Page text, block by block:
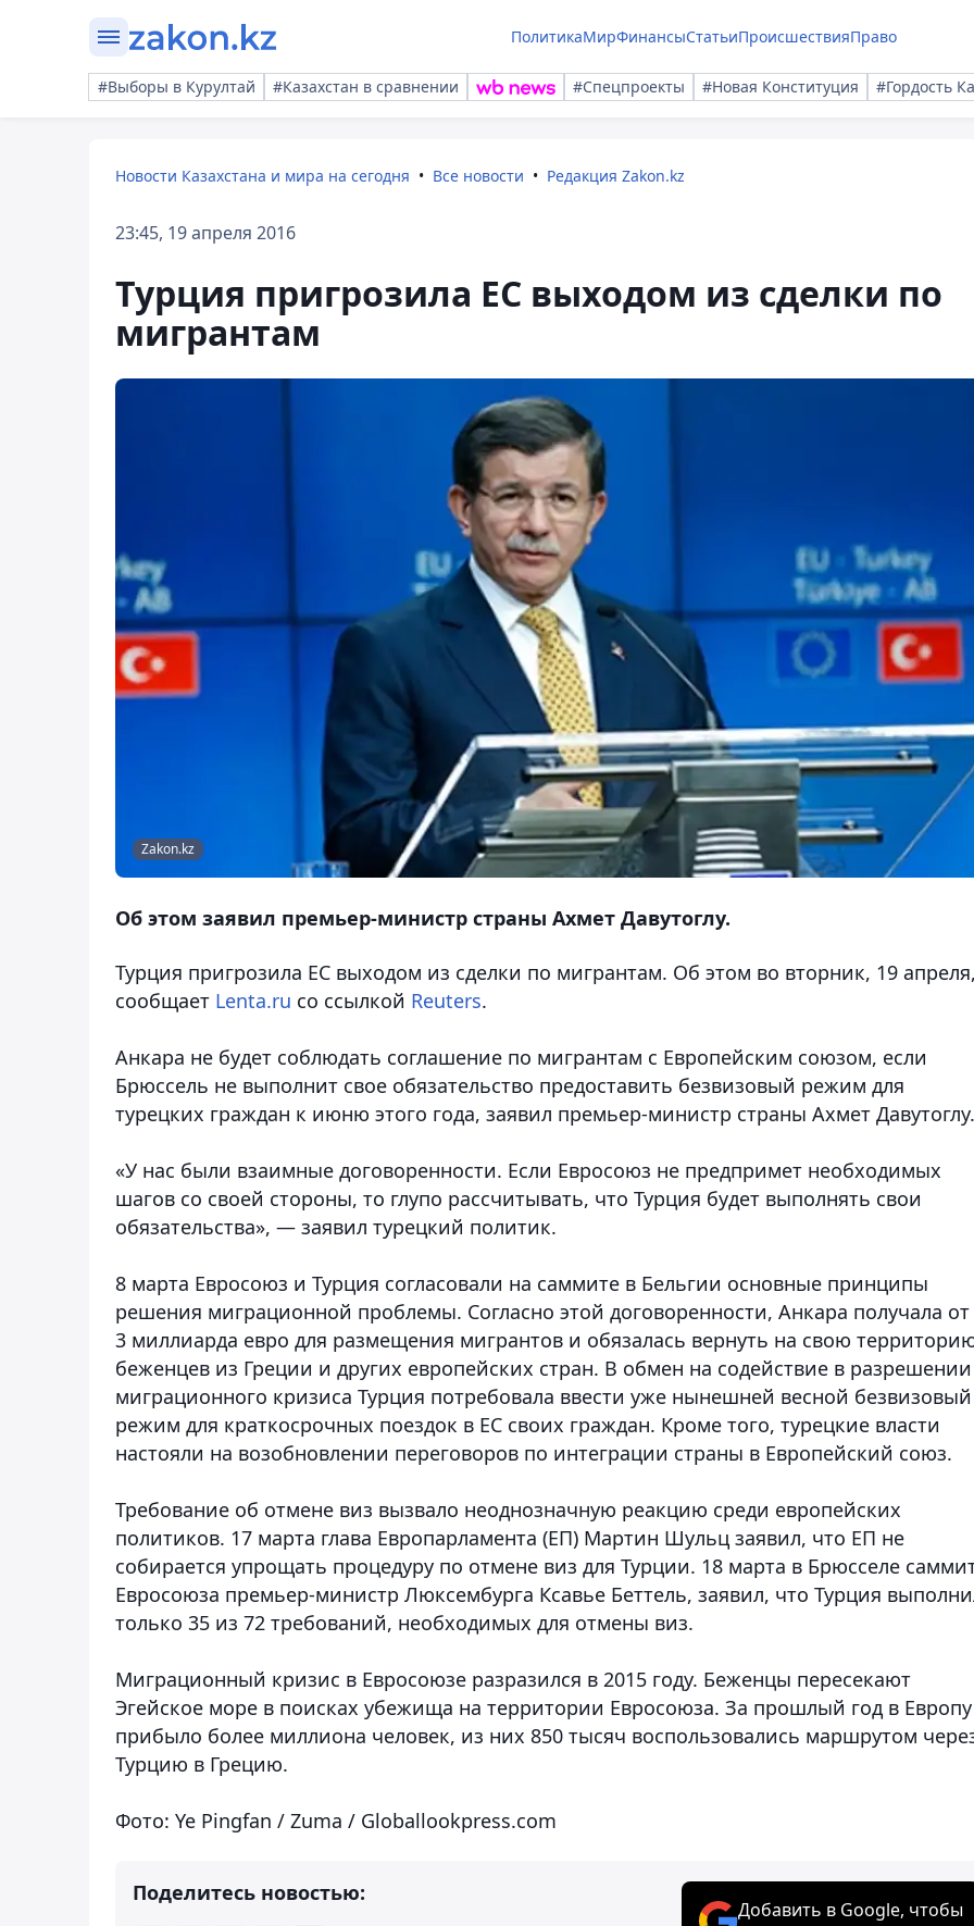
ПолитикаМирФинансыСтатьиПроисшествияПраво
#Выборы в Курултай #Казахстан в сравнении #Спецпроекты #Новая Конституция #Гордость
Новости Казахстана и мира на сегодня Все новости Редакция Zakon.kz
23:45, 19 апреля 2016
Турция пригрозила ЕС выходом из сделки по
мигрантам
Zakon.kz
Об этом заявил премьер-министр страны Ахмет Давутоглу.
Турция пригрозила ЕС выходом из сделки по мигрантам. Об этом во вторник, 19
сообщает Lenta.ru со ссылкой Reuters.
Анкара не будет соблюдать соглашение по мигрантам с Европейским союзом, если
Брюссель не выполнит свое обязательство предоставить безвизовый режим для
турецких граждан к июню этого года, заявил премьер-министр страны Ахмет Давутоглу.
«У нас были взаимные договоренности. Если Евросоюз не предпримет необходимых
шагов со своей стороны, то глупо рассчитывать, что Турция будет выполнять свои
обязательства», — заявил турецкий политик.
8 марта Евросоюз и Турция согласовали на саммите в Бельгии основные принципы
решения миграционной проблемы. Согласно этой договоренности, Анкара получала от
3 миллиарда евро для размещения мигрантов и обязалась вернуть на свою
беженцев из Греции и других европейских стран. В обмен на содействие в разрешении
миграционного кризиса Турция потребовала ввести уже нынешней весной безвизовый
режим для краткосрочных поездок в ЕС своих граждан. Кроме того, турецкие власти
настояли на возобновлении переговоров по интеграции страны в Европейский союз.
Требование об отмене виз вызвало неоднозначную реакцию среди европейских
политиков. 17 марта глава Европарламента (ЕП) Мартин Шульц заявил, что ЕП не
собирается упрощать процедуру по отмене виз для Турции. 18 марта в Брюсселе
Евросоюза премьер-министр Люксембурга Ксавье Беттель, заявил, что Турция
только 35 из 72 требований, необходимых для отмены виз.
Миграционный кризис в Евросоюзе разразился в 2015 году. Беженцы пересекают
Эгейское море в поисках убежища на территории Евросоюза. За прошлый год в Европу
прибыло более миллиона человек, из них 850 тысяч воспользовались маршрутом
Турцию в Грецию.
Фото: Ye Pingfan / Zuma / Globallookpress.com
Поделитесь новостью:
Добавить в Google, чтобы